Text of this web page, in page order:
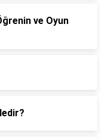
ve Oyun